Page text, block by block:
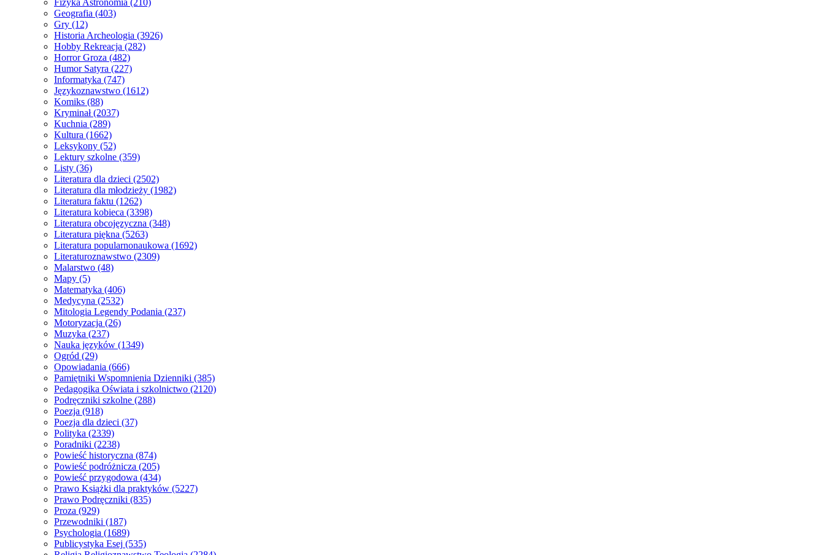
Geografia (403)
Gry (12)
Historia Archeologia (3926)
Hobby Rekreacja (282)
Horror Groza (482)
Humor Satyra (227)
Informatyka (747)
Językoznawstwo (1612)
Komiks (88)
Kryminał(2037)
Kuchnia (289)
Kultura (1662)
Leksykony (52)
Lektury szkolne (359)
Listy (36)
Literatura dla dzieci (2502)
Literatura dla młodzieży (1982)
Literatura faktu (1262)
Literatura kobieca (3398)
Literatura obcojęzyczna (348)
Literatura piękna (5263)
Literatura popularnonaukowa (1692)
Literaturoznawstwo (2309)
Malarstwo (48)
Mapy (5)
Matematyka (406)
Medycyna (2532)
Mitologia Legendy Podania (237)
Motoryzacja (26)
Muzyka (237)
Nauka języków (1349)
Ogród (29)
Opowiadania (666)
Pamiętniki Wspomnienia Dzienniki (385)
Pedagogika Oświata i szkolnictwo (2120)
Podręczniki szkolne (288)
Poezja (918)
Poezja dla dzieci (37)
Polityka (2339)
Poradniki (2238)
Powieść historyczna (874)
Powieść podróżnicza (205)
Powieść przygodowa (434)
Prawo Książki dla praktyków (5227)
Prawo Podręczniki (835)
Proza (929)
Przewodniki (187)
Psychologia (1689)
Publicystyka Esej (535)